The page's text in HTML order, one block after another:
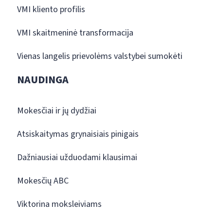
VMI kliento profilis
VMI skaitmeninė transformacija
Vienas langelis prievolėms valstybei sumokėti
NAUDINGA
Mokesčiai ir jų dydžiai
Atsiskaitymas grynaisiais pinigais
Dažniausiai užduodami klausimai
Mokesčių ABC
Viktorina moksleiviams